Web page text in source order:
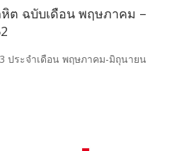
หิต ฉบับเดือน พฤษภาคม –
ประจำเดือน พฤษภาคม-มิถุนายน